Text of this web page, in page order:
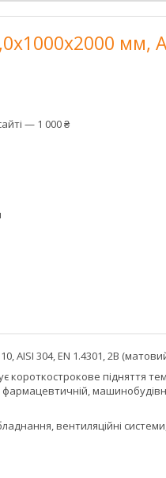
мм,
— 1 000 ₴
304, EN 1.4301, 2В
короткострокове підняття
фармацевтичній,
вентиляційні